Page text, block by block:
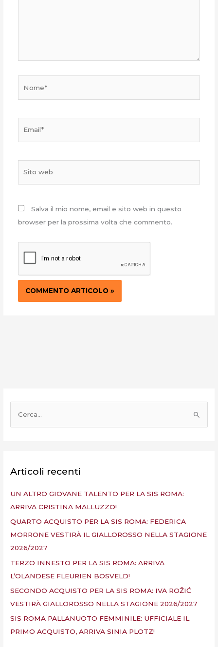
Salva il mio nome, email e sito web in questo
browser per la prossima volta che commento.
e
a
Articoli recenti
UN ALTRO GIOVANE TALENTO PER LA SIS ROMA:
ARRIVA CRISTINA MALLUZZO!
QUARTO ACQUISTO PER LA SIS ROMA: FEDERICA
MORRONE VESTIRÀ IL GIALLOROSSO NELLA STAGIONE
2026/2027
TERZO INNESTO PER LA SIS ROMA: ARRIVA
L’OLANDESE FLEURIEN BOSVELD!
SECONDO ACQUISTO PER LA SIS ROMA: IVA ROŽIĆ
VESTIRÀ GIALLOROSSO NELLA STAGIONE 2026/2027
SIS ROMA PALLANUOTO FEMMINILE: UFFICIALE IL
PRIMO ACQUISTO, ARRIVA SINIA PLOTZ!